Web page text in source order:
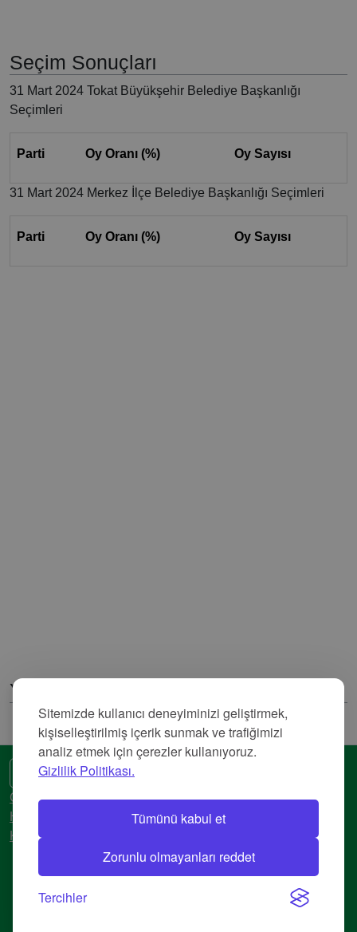
Sitemizde kullanıcı deneyiminizi geliştirmek,
kişiselleştirilmiş içerik sunmak ve trafiğimizi
analiz etmek için çerezler kullanıyoruz.
Gizlilik Politikası.
Tümünü kabul et
Zorunlu olmayanları reddet
Tercihler
Seçim Sonuçları
31 Mart 2024 Tokat Büyükşehir Belediye Başkanlığı
Seçimleri
Parti Oy Oranı (%) Oy Sayısı
31 Mart 2024 Merkez İlçe Belediye Başkanlığı Seçimleri
Parti Oy Oranı (%) Oy Sayısı
Yorumlar
🌍 Başka bir dil
Gizlilik Politikası
Hizmet Şartları
Künye
© 2018-2026 AtlasBig.com